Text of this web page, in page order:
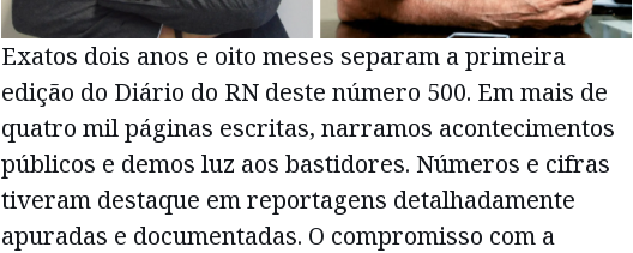
Exatos dois anos e oito meses separam a primeira
edição do Diário do RN deste número 500. Em mais de
quatro mil páginas escritas, narramos acontecimentos
públicos e demos luz aos bastidores. Números e cifras
tiveram destaque em reportagens detalhadamente
apuradas e documentadas. O compromisso com a